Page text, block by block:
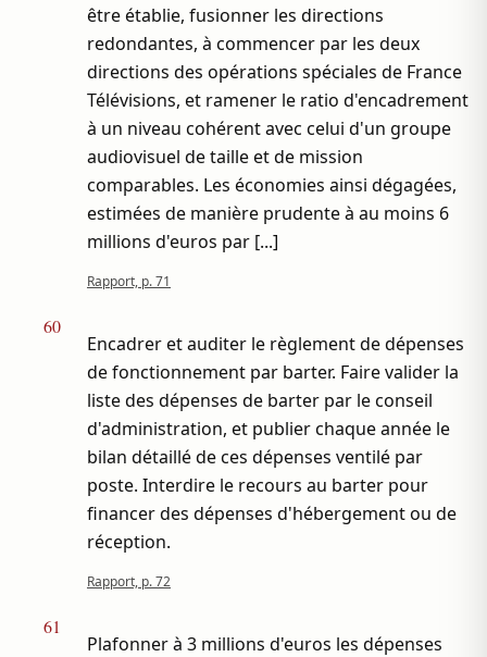
être établie, fusionner les directions
redondantes, à commencer par les deux
directions des opérations spéciales de France
Télévisions, et ramener le ratio d'encadrement
à un niveau cohérent avec celui d'un groupe
audiovisuel de taille et de mission
comparables. Les économies ainsi dégagées,
estimées de manière prudente à au moins 6
millions d'euros par [...]
Rapport, p. 71
60
Encadrer et auditer le règlement de dépenses
de fonctionnement par barter. Faire valider la
liste des dépenses de barter par le conseil
d'administration, et publier chaque année le
bilan détaillé de ces dépenses ventilé par
poste. Interdire le recours au barter pour
financer des dépenses d'hébergement ou de
réception.
Rapport, p. 72
61
Plafonner à 3 millions d'euros les dépenses